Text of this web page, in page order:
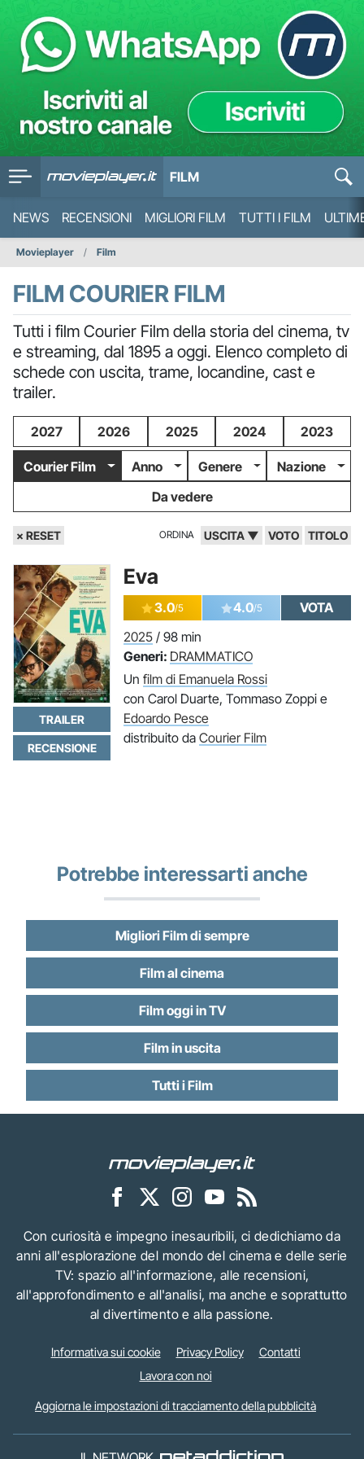
FILM
NEWS RECENSIONI MIGLIORI FILM TUTTI I FILM
Movieplayer Film
FILM COURIER FILM
Tutti i film Courier Film della storia del cinema, tv
e streaming, dal 1895 a oggi. Elenco completo di
schede con uscita, trame, locandine, cast e
trailer.
2027 2026 2025 2024 2023
Courier Film Anno Genere
Nazione
Da vedere
× RESET ORDINA USCITA ▼ VOTO TITOLO
Eva
TRAILER
RECENSIONE
3.0/5 4.0/5
VOTA
2025 / 98 min
Generi: DRAMMATICO
Un film di Emanuela Rossi
con Carol Duarte, Tommaso Zoppi e
Edoardo Pesce
distribuito da Courier Film
Potrebbe interessarti anche
Migliori Film di sempre
Film al cinema
Film oggi in TV
Film in uscita
Tutti i Film
Con curiosità e impegno inesauribili, ci dedichiamo da
anni all'esplorazione del mondo del cinema e delle serie
TV: spazio all'informazione, alle recensioni,
all'approfondimento e all'analisi, ma anche e soprattutto
al divertimento e alla passione.
Informativa sui cookie Privacy Policy
Contatti
Lavora con noi
Aggiorna le impostazioni di tracciamento della pubblicità